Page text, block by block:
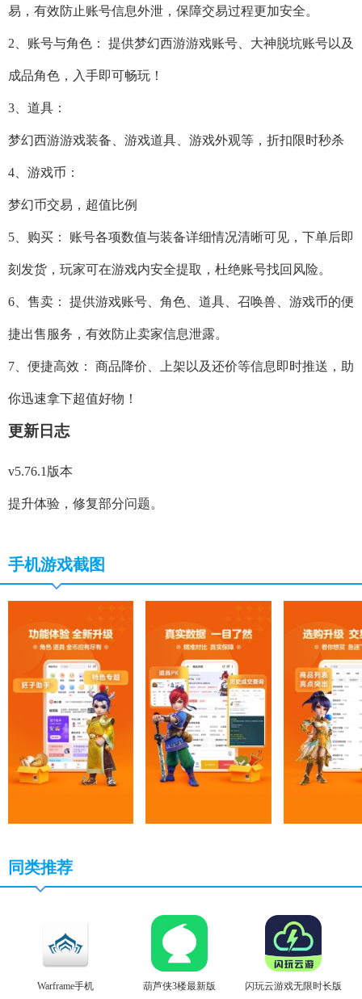
易，有效防止账号信息外泄，保障交易过程更加安全。
2、账号与角色： 提供梦幻西游游戏账号、大神脱坑账号以及
成品角色，入手即可畅玩！
3、道具：
梦幻西游游戏装备、游戏道具、游戏外观等，折扣限时秒杀
4、游戏币：
梦幻币交易，超值比例
5、购买： 账号各项数值与装备详细情况清晰可见，下单后即
刻发货，玩家可在游戏内安全提取，杜绝账号找回风险。
6、售卖： 提供游戏账号、角色、道具、召唤兽、游戏币的便
捷出售服务，有效防止卖家信息泄露。
7、便捷高效： 商品降价、上架以及还价等信息即时推送，助
你迅速拿下超值好物！
更新日志
v5.76.1版本
提升体验，修复部分问题。
手机游戏截图
同类推荐
Warframe手机 葫芦侠3楼最新版 闪玩云游戏无限时长版